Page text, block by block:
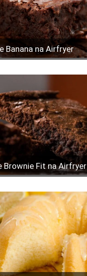
Banana na Airfryer
Brownie Fit na Airfryer